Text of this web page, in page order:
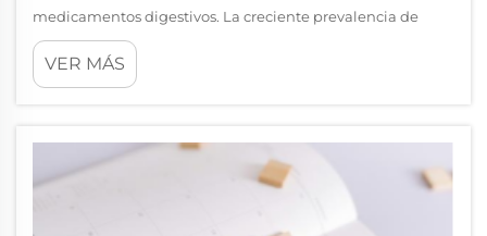
medicamentos digestivos. La creciente prevalencia de
trastornos digestivos ha llevado a un mayor dependencia
de medicamentos de venta libre y con receta. Aunque
VER MÁS